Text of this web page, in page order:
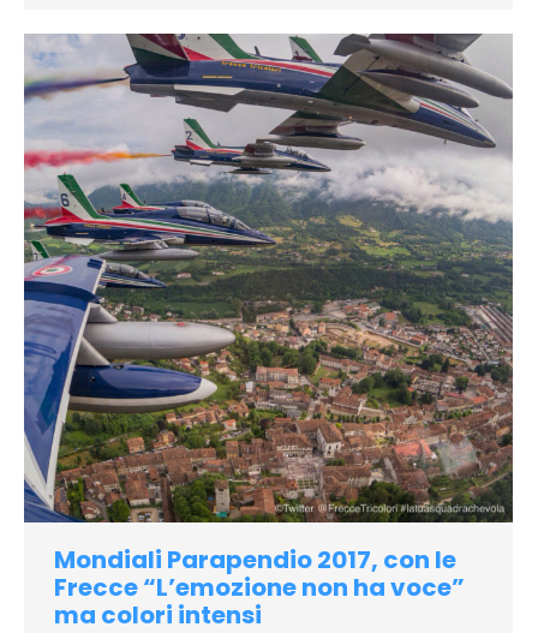
Mondiali Parapendio 2017, con le
Frecce “L’emozione non ha voce”
ma colori intensi